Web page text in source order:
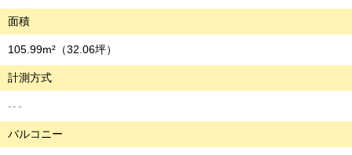
面積
105.99m² （32.06坪）
計測方式
---
バルコニー